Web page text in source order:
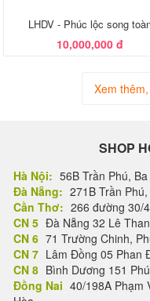
LHDV - Phúc lộc song
10,000,000 đ
Xem
SHOP
Hà Nội: 56B Trần Phú,
Đà Nẵng: 271B Trần
Cần Thơ: 266 đường 30/
CN 5 Đà Nẵng 32 Lê
CN 6 71 Trường Chinh,
CN 7 Lâm Đồng 05 Phan
CN 8 Bình Dương 151
Đồng Nai 40/198A Phạm